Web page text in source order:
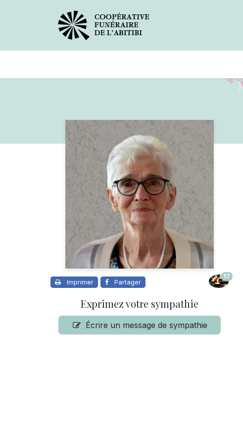
Imprimer Partager
17
Exprimez votre sympathie
Écrire un message de sympathie